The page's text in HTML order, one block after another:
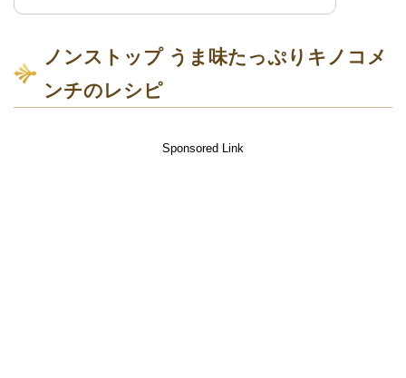
ノンストップ うま味たっぷりキノコメ
ンチのレシピ
Sponsored Link